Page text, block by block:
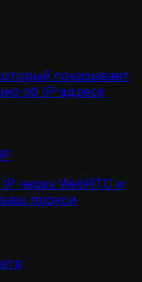
показывает
об IP-адресе
через WebRTC и
прокси